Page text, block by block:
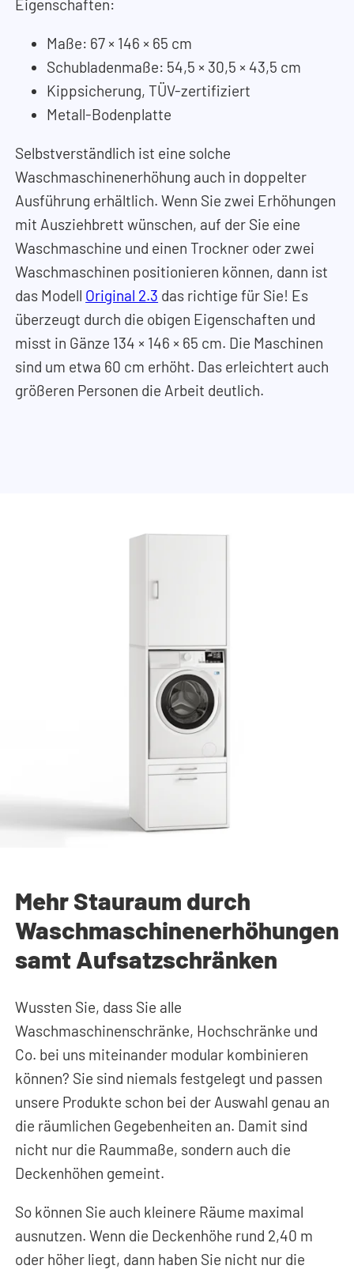
Eigenschaften:
Maße: 67 × 146 × 65 cm
Schubladenmaße: 54,5 × 30,5 × 43,5 cm
Kippsicherung, TÜV-zertifiziert
Metall-Bodenplatte
Selbstverständlich ist eine solche
Waschmaschinenerhöhung auch in doppelter
Ausführung erhältlich. Wenn Sie zwei Erhöhungen
mit Ausziehbrett wünschen, auf der Sie eine
Waschmaschine und einen Trockner oder zwei
Waschmaschinen positionieren können, dann ist
das Modell Original 2.3 das richtige für Sie! Es
überzeugt durch die obigen Eigenschaften und
misst in Gänze 134 × 146 × 65 cm. Die Maschinen
sind um etwa 60 cm erhöht. Das erleichtert auch
größeren Personen die Arbeit deutlich.
Mehr Stauraum durch
Waschmaschinenerhöhungen
samt Aufsatzschränken
Wussten Sie, dass Sie alle
Waschmaschinenschränke, Hochschränke und
Co. bei uns miteinander modular kombinieren
können? Sie sind niemals festgelegt und passen
unsere Produkte schon bei der Auswahl genau an
die räumlichen Gegebenheiten an. Damit sind
nicht nur die Raummaße, sondern auch die
Deckenhöhen gemeint.
So können Sie auch kleinere Räume maximal
ausnutzen. Wenn die Deckenhöhe rund 2,40 m
oder höher liegt, dann haben Sie nicht nur die